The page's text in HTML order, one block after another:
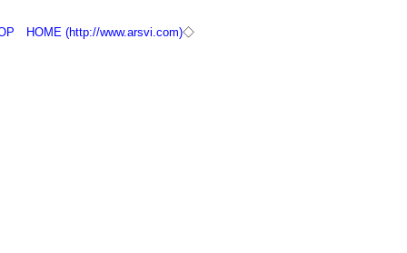
HOME (http://www.arsvi.com)◇